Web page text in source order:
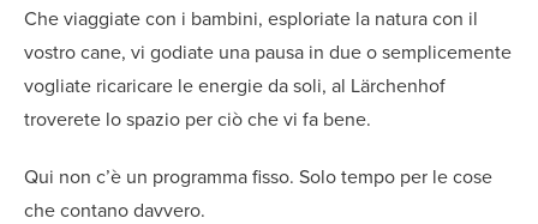
Che viaggiate con i bambini, esploriate la natura con il
vostro cane, vi godiate una pausa in due o semplicemente
vogliate ricaricare le energie da soli, al Lärchenhof
troverete lo spazio per ciò che vi fa bene.
Qui non c’è un programma fisso. Solo tempo per le cose
che contano davvero.